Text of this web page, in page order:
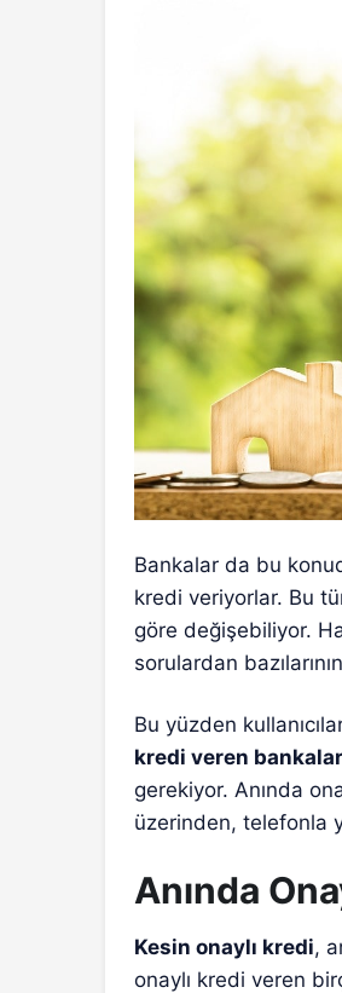
Bankalar da bu
kredi veriyorlar. Bu
göre değişebiliyor.
sorulardan
Bu yüzden
kredi veren bankalar
gerekiyor. Anında
üzerinden, telefonla
Anında
Kesin onaylı kredi,
onaylı kredi veren